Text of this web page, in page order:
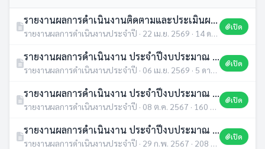
รายงานผลการดำเนินงานติดตามและประเมินผลแผนพัฒนาท้องถิ่น (พ.ศ.2566-2570) ในรอบปีงบประมาณ พ.ศ.2568
รายงานผลการดำเนินงานประจำปี · 22 เม.ย. 2569 · 14 ดาวน์โหลด
เปิด
รายงานผลการดำเนินงาน ประจำปีงบประมาณ พ.ศ.2568
รายงานผลการดำเนินงานประจำปี · 06 เม.ย. 2569 · 5 ดาวน์โหลด
เปิด
รายงานผลการดำเนินงาน ประจำปีงบประมาณ พ.ศ.2567
รายงานผลการดำเนินงานประจำปี · 08 ต.ค. 2567 · 160 ดาวน์โหลด
เปิด
รายงานผลการดำเนินงาน ประจำปีงบประมาณ พ.ศ.2566
รายงานผลการดำเนินงานประจำปี · 29 ก.พ. 2567 · 208 ดาวน์โหลด
เปิด